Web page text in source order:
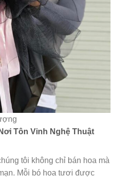
Tôn Vinh Nghệ Thuật
tôi không chỉ bán hoa mà
Mỗi bó hoa tươi được